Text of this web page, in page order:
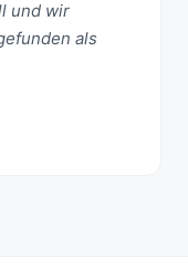
und wir
als